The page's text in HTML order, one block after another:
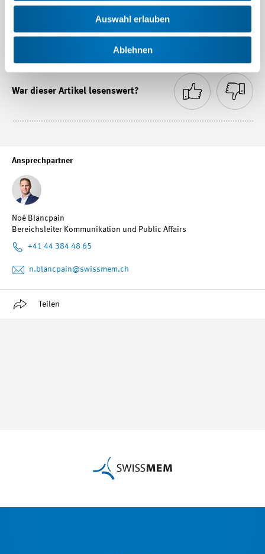
Auswahl erlauben
Ablehnen
Ansprechpartner
Noé Blancpain
Bereichsleiter Kommunikation und Public Affairs
+41 44 384 48 65
n.blancpain@swissmem.ch
Teilen
Philippe Cordonier, Responsable Suisse romande
Tel. +41 21 613 35 85 / Mobile +41 79 644 46 77
E-Mail
p.cordonier@swissmem.ch
War dieser Artikel lesenswert?